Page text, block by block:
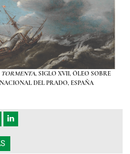
TORMENTA, SIGLO XVII, ÓLEO SOBRE
DEL PRADO, ESPAÑA